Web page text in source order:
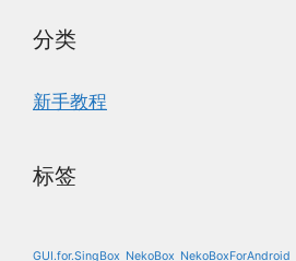
分类
新手教程
标签
GUI.for.SingBox NekoBox NekoBoxForAndroid